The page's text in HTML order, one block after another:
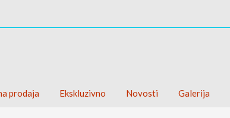
prodaja Ekskluzivno Novosti Galerija